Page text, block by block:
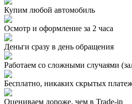
Купим любой автомобиль
Осмотр и оформление за 2 часа
Деньги сразу в день обращения
Работаем со сложными случаями
Бесплатно, никаких скрытых
Оцениваем дороже, чем в Trade‑in